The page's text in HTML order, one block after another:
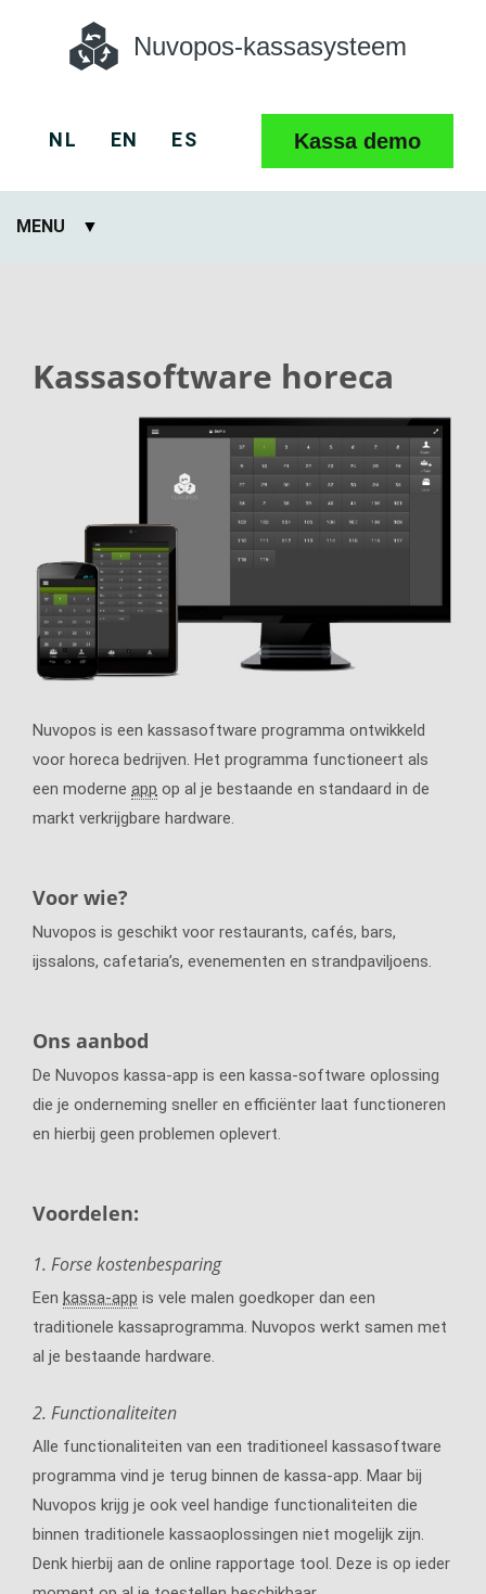
Nuvopos-kassasysteem
NL EN ES Kassa demo
MENU
Kassasoftware horeca
Nuvopos is een kassasoftware programma ontwikkeld
voor horeca bedrijven. Het programma functioneert als
een moderne app op al je bestaande en standaard in de
markt verkrijgbare hardware.
Voor wie?
Nuvopos is geschikt voor restaurants, cafés, bars,
ijssalons, cafetaria’s, evenementen en strandpaviljoens.
Ons aanbod
De Nuvopos kassa-app is een kassa-software oplossing
die je onderneming sneller en efficiënter laat functioneren
en hierbij geen problemen oplevert.
Voordelen:
1. Forse kostenbesparing
Een kassa-app is vele malen goedkoper dan een
traditionele kassaprogramma. Nuvopos werkt samen met
al je bestaande hardware.
2. Functionaliteiten
Alle functionaliteiten van een traditioneel kassasoftware
programma vind je terug binnen de kassa-app. Maar bij
Nuvopos krijg je ook veel handige functionaliteiten die
binnen traditionele kassaoplossingen niet mogelijk zijn.
Denk hierbij aan de online rapportage tool. Deze is op ieder